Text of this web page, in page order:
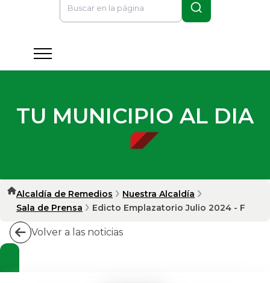
TU MUNICIPIO AL DIA
Alcaldía de Remedios
Nuestra Alcaldía
Sala de Prensa
Edicto Emplazatorio Julio 2024 - F
Volver a las noticias